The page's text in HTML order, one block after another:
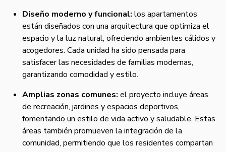
Diseño moderno y funcional: los apartamentos
están diseñados con una arquitectura que optimiza el
espacio y la luz natural, ofreciendo ambientes cálidos y
acogedores. Cada unidad ha sido pensada para
satisfacer las necesidades de familias modernas,
garantizando comodidad y estilo.
Amplias zonas comunes: el proyecto incluye áreas
de recreación, jardines y espacios deportivos,
fomentando un estilo de vida activo y saludable. Estas
áreas también promueven la integración de la
comunidad, permitiendo que los residentes compartan